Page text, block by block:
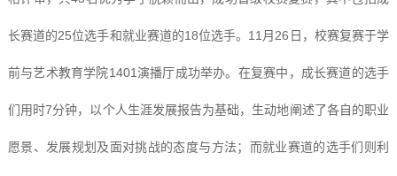
长赛道的25位选手和就业赛道的18位选手。11月26日，校赛复赛于学
前与艺术教育学院1401演播厅成功举办。在复赛中，成长赛道的选手
们用时7分钟，以个人生涯发展报告为基础，生动地阐述了各自的职业
愿景、发展规划及面对挑战的态度与方法；而就业赛道的选手们则利